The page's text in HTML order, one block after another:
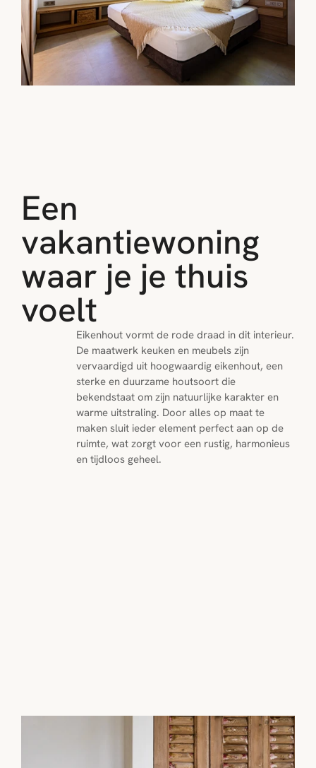
Een
vakantiewoning
waar je je thuis
voelt
Eikenhout vormt de rode draad in dit interieur.
De maatwerk keuken en meubels zijn
vervaardigd uit hoogwaardig eikenhout, een
sterke en duurzame houtsoort die
bekendstaat om zijn natuurlijke karakter en
warme uitstraling. Door alles op maat te
maken sluit ieder element perfect aan op de
ruimte, wat zorgt voor een rustig, harmonieus
en tijdloos geheel.